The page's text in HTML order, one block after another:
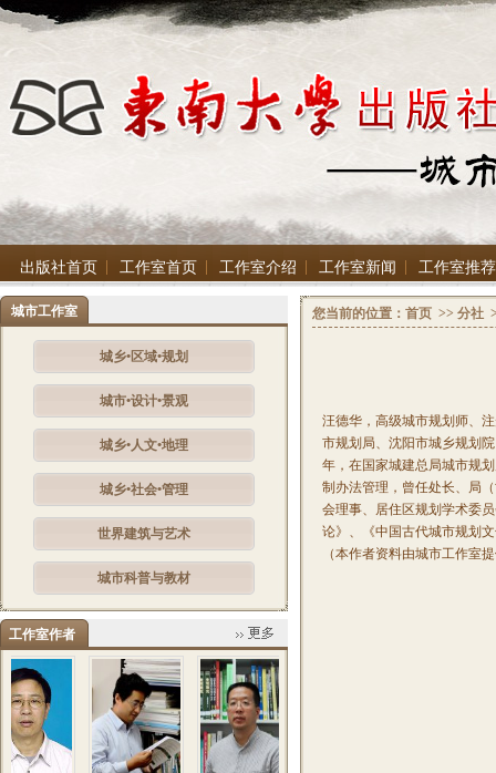
出版社首页 工作室首页 工作室介绍 工作室新闻 工作室推荐
城市工作室
城乡•区域•规划
城市•设计•景观
城乡•人文•地理
城乡•社会•管理
世界建筑与艺术
城市科普与教材
汪德华，高级城市规划师、
市规划局、沈阳市城乡规划
年，在国家城建总局城市规
制办法管理，曾任处长、局
会理事、居住区规划学术委
论》、《中国古代城市规划
（本作者资料由城市工作室
工作室作者
您当前的位置： 首页 >> 分社